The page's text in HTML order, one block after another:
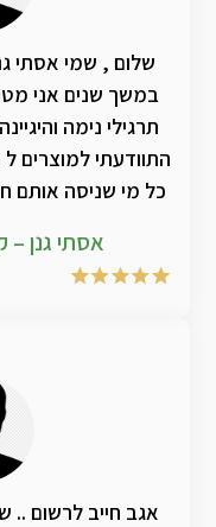
שלום , שמי אסתי
במשך שנים אני
תרגילי נימה
כל מי שניסה אותם
בהחלט לאיכות
אסתי גנן –
אגב חייב לרשום ..